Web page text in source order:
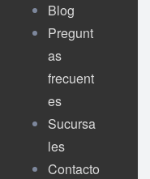
Blog
Pregunt
as
frecuent
es
Sucursa
les
Contacto